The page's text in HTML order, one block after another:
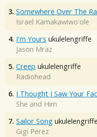
3. Somewhere Over The
Israel Kamakawiwo'ole
4. I'm Yours ukulelengriffe
Jason Mraz
5. Creep ukulelengriffe
Radiohead
6. I Thought I Saw Your
She and Him
7. Sailor Song ukulelengriffe
Gigi Perez